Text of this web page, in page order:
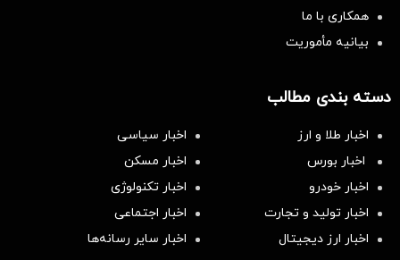
همکاری با ما
بیانیه مأموریت
دسته بندی مطالب
اخبار طلا و ارز
اخبار سیاسی
اخبار بورس
اخبار مسکن
اخبار خودرو
اخبار تکنولوژی
اخبار تولید و تجارت
اخبار اجتماعی
اخبار ارز دیجیتال
اخبار سایر رسانه‌‌ها